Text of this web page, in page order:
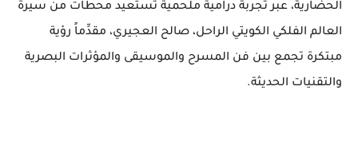
الحضارية، عبر تجربة درامية ملحمية تستعيد محطات من سيرة
العالم الفلكي الكويتي الراحل، صالح العجيري، مقدِّماً رؤية
مبتكرة تجمع بين فن المسرح والموسيقى والمؤثرات البصرية
والتقنيات الحديثة.